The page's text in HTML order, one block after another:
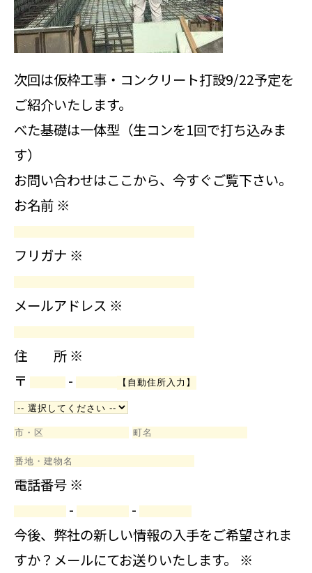
次回は仮枠工事・コンクリート打設9/22予定を
ご紹介いたします。
べた基礎は一体型（生コンを1回で打ち込みま
す）
お問い合わせはここから、今すぐご覧下さい。
お名前 ※
フリガナ ※
メールアドレス ※
住 所 ※
〒
-
電話番号 ※
-
-
今後、弊社の新しい情報の入手をご希望されま
すか？メールにてお送りいたします。 ※